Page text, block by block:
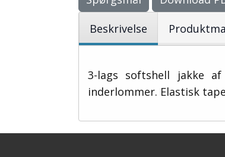
Beskrivelse
3-lags softshell jakke
inderlommer. Elastisk